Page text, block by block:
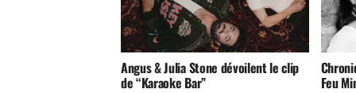
Angus & Julia Stone dévoilent le clip
de “Karaoke Bar” Feu